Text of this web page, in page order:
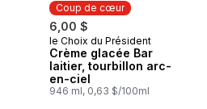
Coup de cœur
6,00 $
Coup de cœur
le Choix du Président
Crème glacée Bar
laitier, tourbillon arc-
en-ciel
946 ml, 0,63 $/100ml